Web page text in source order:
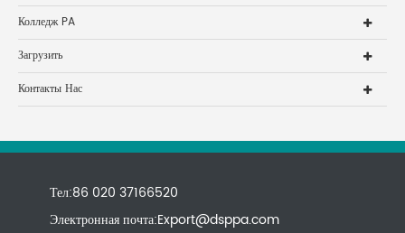
Колледж PA
Загрузить
Контакты Нас
Тел:86 020 37166520
Электронная почта:Export@dsppa.com